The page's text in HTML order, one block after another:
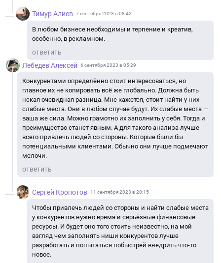
Тимур Алиев 7 сентября 2023 в 08:42
В любом бизнесе необходимы и терпение и креатив,
особенно, в рекламном.
ответить
Лебедев Алексей
6 сентября 2023 в 05:29
Конкурентами определённо стоит интересоваться, но
главное их не копировать всё же глобально. Должна быть
некая очевидная разница. Мне кажется, стоит найти у них
слабые места. Они в любом случае будут. Их слабые места —
ваша же сила. Можно грамотно их заполнить у себя. Тогда и
преимущество станет явным. А для такого анализа лучше
всего привлечь людей со стороны. Которые были бы
потенциальными клиентами. Обычно они лучше подмечают
мелочи.
ответить
Сергей Кропотов 11 сентября 2023 в 20:15
Чтобы привлечь людей со стороны и найти слабые места
у конкурентов нужно время и серьёзные финансовые
ресурсы. И будет оно того стоить неизвестно, на мой
взгляд чем заполнять ниши конкурентов лучше
разработать и попытаться побыстрей внедрить что-то
новое.